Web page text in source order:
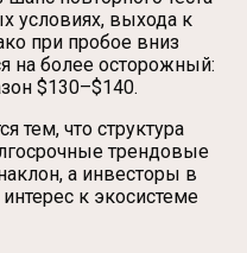
условиях, выхода к
при пробое вниз
на более осторожный:
$130–$140.
тем, что структура
трендовые
а инвесторы в
к экосистеме